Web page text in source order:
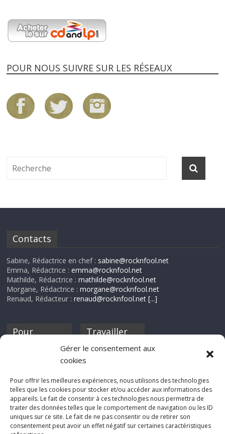
Gérer le consentement aux
cookies
Pour offrir les meilleures expériences, nous utilisons des technologies
telles que les cookies pour stocker et/ou accéder aux informations des
appareils. Le fait de consentir à ces technologies nous permettra de
traiter des données telles que le comportement de navigation ou les ID
uniques sur ce site. Le fait de ne pas consentir ou de retirer son
consentement peut avoir un effet négatif sur certaines caractéristiques
POUR NOUS SUIVRE SUR LES RÉSEAUX
Contacts
Sabine, Rédactrice en chef : sabine@rocknfool.net
Emma, Rédactrice :emma@rocknfool.net
Mathilde, Rédactrice :mathilde@rocknfool.net
Morgane, Rédactrice :morgane@rocknfool.net
Renaud, Rédacteur :renaud@rocknfool.net [...]
Pour
discothèque
Travailler
Si tu souhaites
Rocknfool, n'hésite
pas à nous envoyer
tes chroniques de
concerts, de films,
séries ou des billets
d'humeur :